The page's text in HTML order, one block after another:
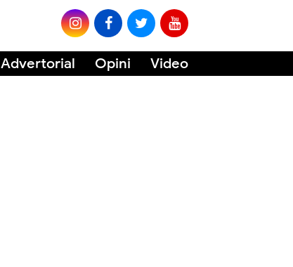
Advertorial Opini Video